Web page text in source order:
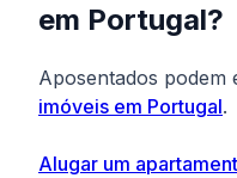
em Portugal?
Aposentados podem
imóveis em Portugal.
Alugar um